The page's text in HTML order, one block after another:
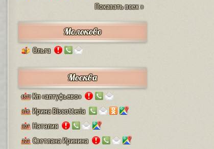
Показать всех »
Молоково
1 Ольга
Москва
4579 Кп «алтуфьево»
378 Ирина Biscotteria
307 Наталия
222 Светлана Иринина